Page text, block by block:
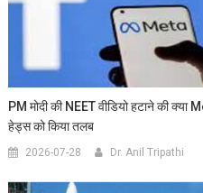
PM मोदी की NEET वीडियो हटाने की
हेड्स को किया तलब
2026-07-28 Dr. Anil Tripathi